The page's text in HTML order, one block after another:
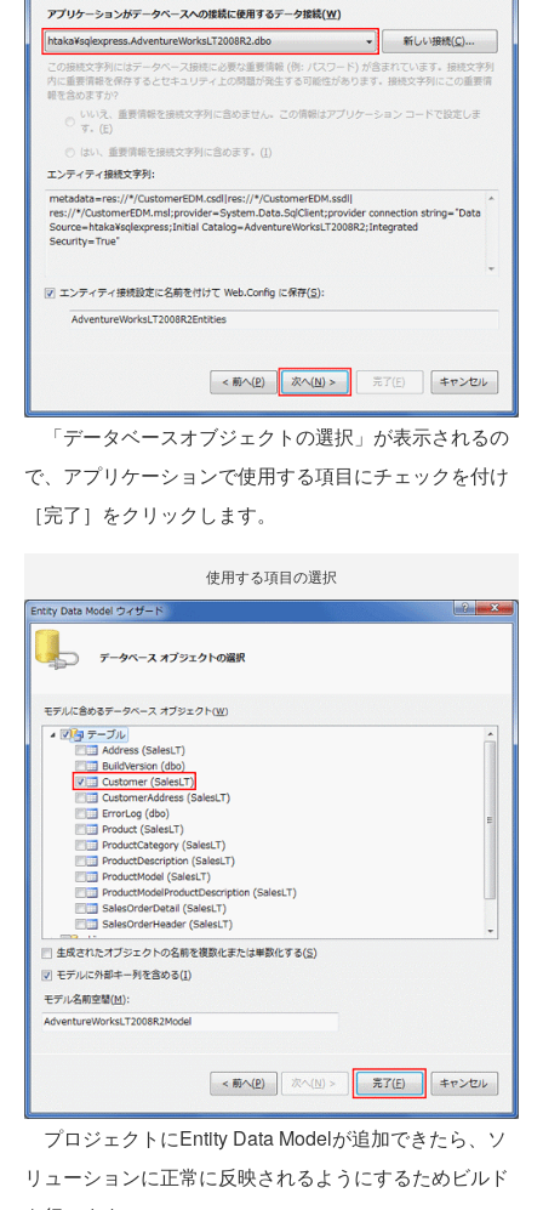
「データベースオブジェクトの選択」が表示されるの
で、アプリケーションで使用する項目にチェックを付け
［完了］をクリックします。
使用する項目の選択
プロジェクトにEntity Data Modelが追加できたら、ソ
リューションに正常に反映されるようにするためビルド